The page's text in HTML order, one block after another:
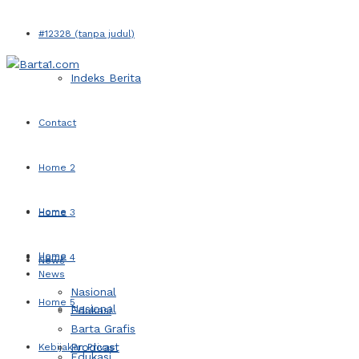
#12328 (tanpa judul)
Indeks Berita
Contact
Home 2
Home 3
Home 4
Home 5
Kebijakan Privasi
Home
News
Nasional
Home
News
Nasional
Edukasi
Barta Grafis
Prodcast